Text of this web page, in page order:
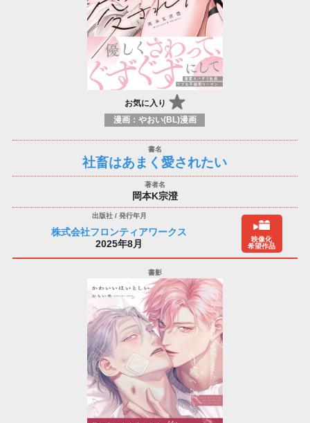
お気に入り
漫画：やおい(BL)漫画
社畜はあまく愛されたい
岡本K宗澄
株式会社フロンティアワークス
2025年8月
映像化
希望作品